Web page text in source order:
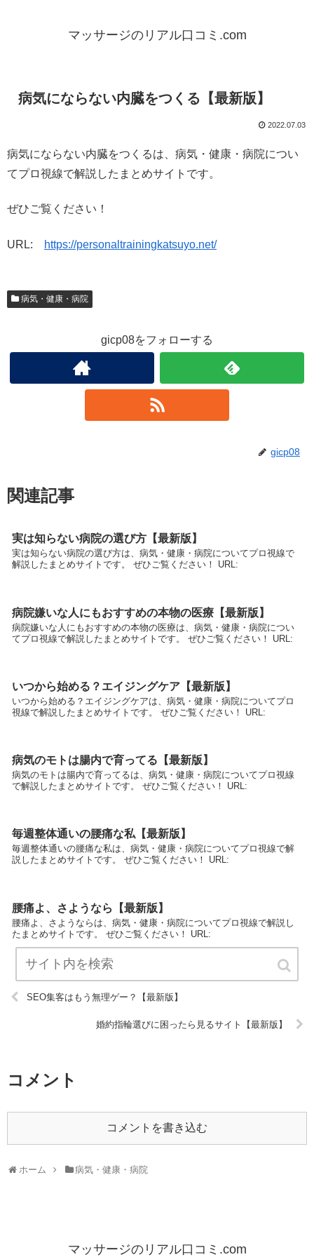
マッサージのリアル口コミ.com
病気にならない内臓をつくる【最新版】
2022.07.03
病気にならない内臓をつくるは、病気・健康・病院につい
てプロ視線で解説したまとめサイトです。
ぜひご覧ください！
URL: https://personaltrainingkatsuyo.net/
病気・健康・病院
gicp08をフォローする
gicp08
関連記事
実は知らない病院の選び方【最新版】
実は知らない病院の選び方は、病気・健康・病院についてプロ視線で
解説したまとめサイトです。 ぜひご覧ください！ URL:
病院嫌いな人にもおすすめの本物の医療【最新版】
病院嫌いな人にもおすすめの本物の医療は、病気・健康・病院につい
てプロ視線で解説したまとめサイトです。 ぜひご覧ください！ URL:
いつから始める？エイジングケア【最新版】
いつから始める？エイジングケアは、病気・健康・病院についてプロ
視線で解説したまとめサイトです。 ぜひご覧ください！ URL:
病気のモトは腸内で育ってる【最新版】
病気のモトは腸内で育ってるは、病気・健康・病院についてプロ視線
で解説したまとめサイトです。 ぜひご覧ください！ URL:
毎週整体通いの腰痛な私【最新版】
毎週整体通いの腰痛な私は、病気・健康・病院についてプロ視線で解
説したまとめサイトです。 ぜひご覧ください！ URL:
腰痛よ、さようなら【最新版】
腰痛よ、さようならは、病気・健康・病院についてプロ視線で解説し
たまとめサイトです。 ぜひご覧ください！ URL:
SEO集客はもう無理ゲー？【最新版】
婚約指輪選びに困ったら見るサイト【最新版】
コメント
コメントを書き込む
ホーム 病気・健康・病院
マッサージのリアル口コミ.com